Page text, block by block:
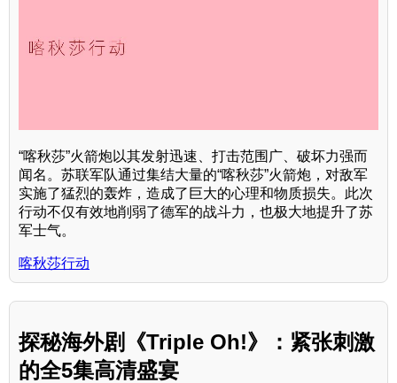
“喀秋莎”火箭炮以其发射迅速、打击范围广、破坏力强而
闻名。苏联军队通过集结大量的“喀秋莎”火箭炮，对敌军
实施了猛烈的轰炸，造成了巨大的心理和物质损失。此次
行动不仅有效地削弱了德军的战斗力，也极大地提升了苏
军士气。
喀秋莎行动
探秘海外剧《Triple Oh!》：紧张刺激
的全5集高清盛宴